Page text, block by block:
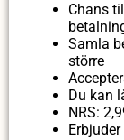
Chans
Samla
större
Du kan
NRS: